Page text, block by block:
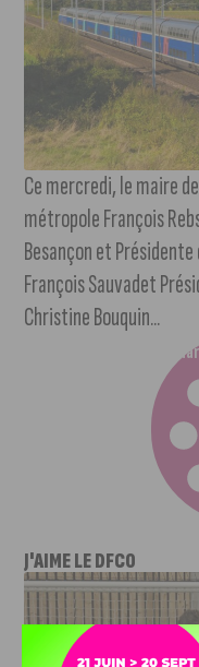
Ce mercredi, le maire
métropole François
Besançon et
François Sauvadet
Christine Bouquin...
J'AIME LE DFCO